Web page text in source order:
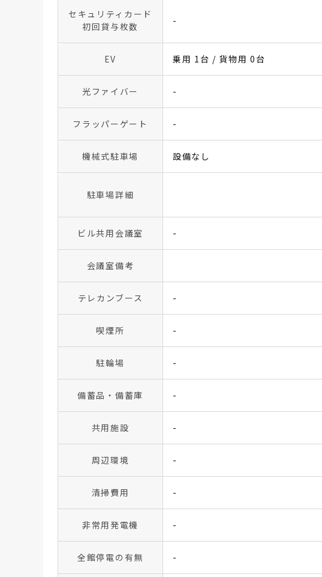
セキュリティカード
初回貸与枚数
-
EV 乗用 1台 / 貨物用 0台
光ファイバー -
フラッパーゲート -
機械式駐車場 設備なし
駐車場詳細
ビル共用会議室 -
会議室備考
テレカンブース -
喫煙所 -
駐輪場 -
備蓄品・備蓄庫 -
共用施設 -
周辺環境 -
清掃費用 -
非常用発電機 -
全館停電の有無 -